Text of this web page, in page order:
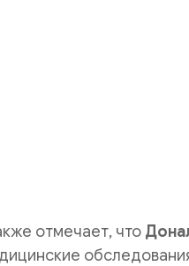
отмечает, что